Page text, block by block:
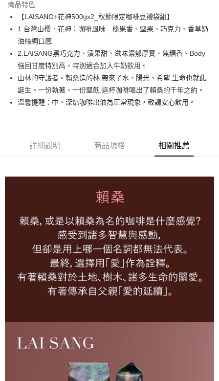
合作金庫商業銀行
華南商業銀行
彰化商業銀行
上海商業儲蓄銀行
台北富邦商業銀行
國泰世華商業銀行
臺灣中小企業銀行
台中商業銀行
匯豐（台灣）商業銀行
華泰商業銀行
聯邦商業銀行
遠東國際商業銀行
元大商業銀行
永豐商業銀行
玉山商業銀行
星展（台灣）商業銀行
台新國際商業銀行
中國信託商業銀行
6 期 0 利率 每期
華南商業銀行
彰化商業銀行
上海商業儲蓄銀行
國泰世華商業銀行
兆豐國際商業銀行
臺灣中小企業銀行
台中商業銀行
匯豐（台灣）商業銀行
華泰商業銀行
聯邦商業銀行
遠東國際商業銀行
元大商業銀行
永豐商業銀行
玉山商業銀行
星展（台灣）商業銀行
超商取貨付款
LINE Pay
Apple Pay
悠遊付
AFTEE先享後付
１．簡單：不需註冊會員、不需綁卡、不需儲值。
１．於結帳方式選擇「AFTEE先享後付」後，將跳轉至「AFTEE先享後付」
結帳頁面，進行簡訊認證並確認金額後，即可完成結帳。
３．收到繳費通知簡訊後14天內，點擊此簡訊中的連結，可透過四大超商／
ATM／網路銀行／等多元方式進行付款，方視為交易完成。
※ 請注意：結帳手續完成當下不需立刻繳費，但若您需要取消訂單，請聯絡
購買商品的店家。未經商家同意取消之訂單仍視為有效，需透過AFTEE先享
後付繳納相關費用。
※ 交易是否成功請以「AFTEE先享後付 」之結帳頁面顯示為準，若有關於
是否繳費成功／繳費後需取消欲退款等相關疑問，請聯繫「AFTEE先享後付
客戶支援中心」https://netprotections.freshdesk.com/support/home
https://aftee.tw/terms/#terms3
３．未成年的使用者請事先徵得法定代理人或監護人之同意方可使用
４．使用「AFTEE先享後付」時，將依據個別帳號之用戶狀況，依本公司即
貨到付款
每筆NT$60，滿NT$480(含以上)免運費
付款後全家取貨
每筆NT$60，滿NT$480(含以上)免運費
萊爾富取貨付款
每筆NT$60，滿NT$480(含以上)免運費
付款後萊爾富取貨
每筆NT$60，滿NT$480(含以上)免運費
付款後7-11取貨
商品特色
【LAISANG+花神500gx2_秋節限定咖啡豆禮袋組】
1.台灣山櫻．花神：咖啡風味＿榛果香、堅果、巧克力、香草奶
油絲綢口感
2.LAISANG黑巧克力、漬果甜、滋味濃郁厚實、焦糖香、Body
強回甘度特別高，特別適合加入牛奶飲用。
山林的守護者。賴桑造的林,帶來了水、陽光、希望,生命也就此
誕生。一份執著、一份堅韌,這杯咖啡喝出了賴桑的千年之約。
溫馨提醒：中、深焙咖啡出油為正常現象，敬請安心飲用。
詳細說明 商品規格 相關推薦